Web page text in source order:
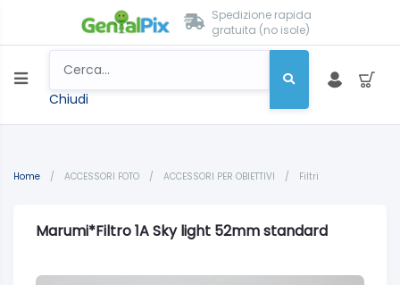
Spedizione rapida
gratuita (no isole)
Chiudi
Home / ACCESSORI FOTO / ACCESSORI PER OBIETTIVI / Filtri
Marumi*Filtro 1A Sky light 52mm standard